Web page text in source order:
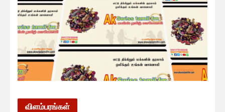
விளம்பரங்கள்